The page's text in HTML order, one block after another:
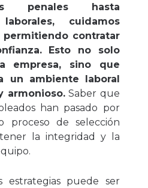
penales hasta
cuidamos
permitiendo contratar
Esto no solo
empresa, sino que
un ambiente laboral
armonioso.Saber que
han pasado por
proceso de selección
la integridad y la
estrategias puede ser